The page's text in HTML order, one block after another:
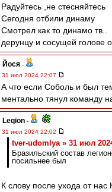
Радуйтесь ,не стесняйтесь
Сегодня отбили динаму
Смотрел как то динамо тв..
дерунцу и сосущей голове
Йося -
31 июл 2024 22:07
А что если Соболь и был
ментально тянул команду
Leqion -
31 июл 2024 22:02
tver-udomlya » 31 июл
Бразильский состав
посильнее был
К слову после ухода от нас